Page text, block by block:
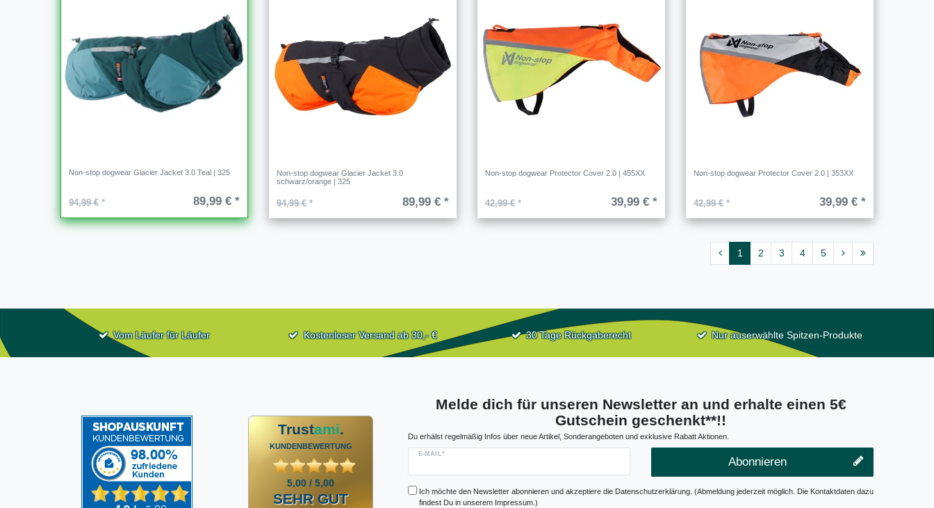
Non-stop dogwear Glacier Jacket 3.0 Teal | 325
94,99 € * 89,99 € *
Non-stop dogwear Glacier Jacket 3.0
schwarz/orange | 325
94,99 € * 89,99 € *
Non-stop dogwear Protector Cover 2.0 | 455XX
42,99 € * 39,99 € *
Non-stop dogwear Protector Cover 2.0 | 353XX
42,99 € * 39,99 € *
1 2 3 4 5
Vom Läufer für Läufer Kostenloser Versand ab 30,- € 30 Tage Rückgaberecht Nur auserwählte Spitzen-Produkte
Trustami.
KUNDENBEWERTUNG
5,00 / 5,00
SEHR GUT
Melde dich für unseren Newsletter an und erhalte einen 5€
Gutschein geschenkt**!!
Du erhälst regelmäßig Infos über neue Artikel, Sonderangeboten und exklusive Rabatt Aktionen.
E-MAIL*
Abonnieren
Ich möchte den Newsletter abonnieren und akzeptiere die Datenschutzerklärung. (Abmeldung jederzeit möglich. Die Kontaktdaten dazu
findest Du in unserem Impressum.)